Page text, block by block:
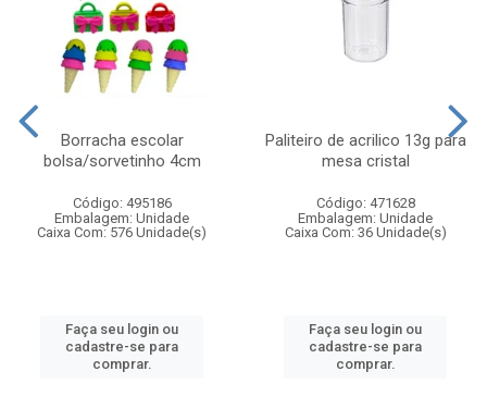
Borracha escolar
bolsa/sorvetinho 4cm
Código: 495186
Embalagem: Unidade
Caixa Com: 576 Unidade(s)
Faça seu login ou
cadastre-se para
comprar.
Paliteiro de acrilico 13g para
mesa cristal
Código: 471628
Embalagem: Unidade
Caixa Com: 36 Unidade(s)
Faça seu login ou
cadastre-se para
comprar.